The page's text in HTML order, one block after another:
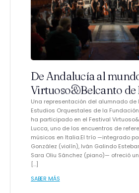
De Andalucía al
Virtuoso&Belcanto de
Una representación del alumnado
Estudios Orquestales de la
ha participado en el Festival
Lucca, uno de los encuentros de
músicos en Italia.El trío —integrado
González (violín), Iván Galindo
Sara Oliu Sánchez (piano)— ofreció
[…]
SABER MÁS